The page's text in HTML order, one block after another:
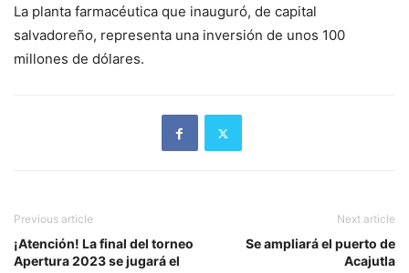
La planta farmacéutica que inauguró, de capital
salvadoreño, representa una inversión de unos 100
millones de dólares.
Previous article
¡Atención! La final del torneo
Apertura 2023 se jugará el
Next article
Se ampliará el puerto de
Acajutla